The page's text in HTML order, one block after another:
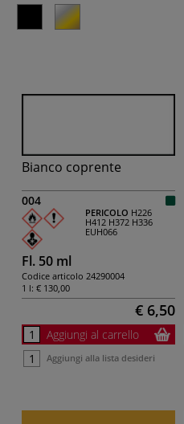
Bianco coprente
004
PERICOLO H226
H412 H372 H336
EUH066
Fl. 50 ml
Codice articolo 24290004
1 l: € 130,00
€ 6,50
Aggiungi al carrello
Aggiungi alla lista desideri